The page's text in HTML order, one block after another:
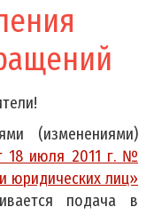
(изменениями)
18 июля 2011 г. №
юридических лиц»
подача в